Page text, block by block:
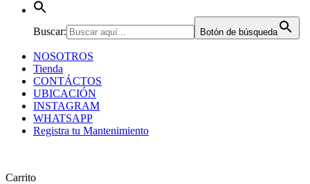
Buscar: Botón de búsqueda
NOSOTROS
Tienda
CONTÁCTOS
UBICACIÓN
INSTAGRAM
WHATSAPP
Registra tu Mantenimiento
Carrito